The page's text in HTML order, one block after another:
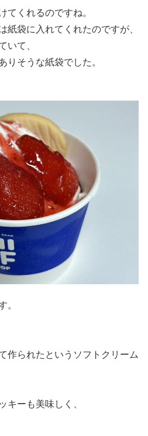
てくれるのですね。
紙袋に入れてくれたのですが、
いて、
りそうな紙袋でした。
。
作られたというソフトクリーム
キーも美味しく、